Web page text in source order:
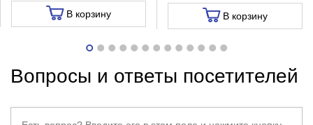
В корзину В корзину
Вопросы и ответы посетителей